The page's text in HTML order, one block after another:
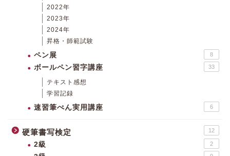
2022年
2023年
2024年
昇格・師範試験
ペン展 8
ボールペン習字講座 33
テキスト感想
学習記録
速習筆ぺん実用講座 6
硬筆書写検定 12
2級 2